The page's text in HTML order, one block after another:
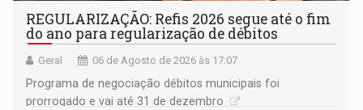
REGULARIZAÇÃO: Refis 2026 segue até o fim
do ano para regularização de débitos
Geral 06 de Agosto de 2026 às 17:07
Programa de negociação débitos municipais foi
prorrogado e vai até 31 de dezembro